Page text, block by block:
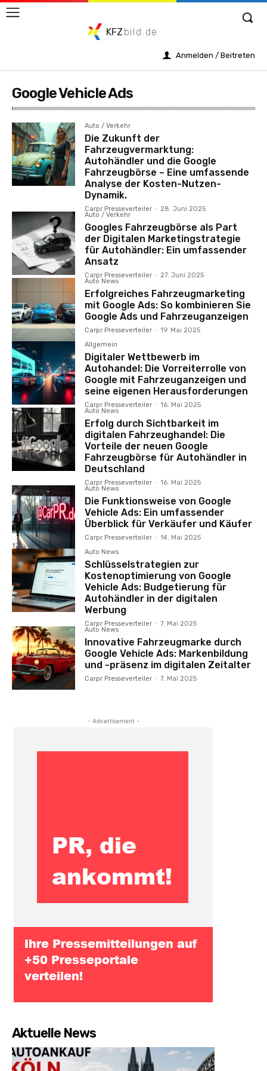
KFZ bild.de
Anmelden / Beitreten
Google Vehicle Ads
Auto / Verkehr
Die Zukunft der
Fahrzeugvermarktung:
Autohändler und die Google
Fahrzeugbörse – Eine umfassende
Analyse der Kosten-Nutzen-
Dynamik.
Carpr Presseverteiler - 28. Juni 2025
Auto / Verkehr
Googles Fahrzeugbörse als Part
der Digitalen Marketingstrategie
für Autohändler: Ein umfassender
Ansatz
Carpr Presseverteiler - 27. Juni 2025
Auto News
Erfolgreiches Fahrzeugmarketing
mit Google Ads: So kombinieren Sie
Google Ads und Fahrzeuganzeigen
Carpr Presseverteiler - 19. Mai 2025
Allgemein
Digitaler Wettbewerb im
Autohandel: Die Vorreiterrolle von
Google mit Fahrzeuganzeigen und
seine eigenen Herausforderungen
Carpr Presseverteiler - 16. Mai 2025
Auto News
Erfolg durch Sichtbarkeit im
digitalen Fahrzeughandel: Die
Vorteile der neuen Google
Fahrzeugbörse für Autohändler in
Deutschland
Carpr Presseverteiler - 16. Mai 2025
Auto News
Die Funktionsweise von Google
Vehicle Ads: Ein umfassender
Überblick für Verkäufer und Käufer
Carpr Presseverteiler - 14. Mai 2025
Auto News
Schlüsselstrategien zur
Kostenoptimierung von Google
Vehicle Ads: Budgetierung für
Autohändler in der digitalen
Werbung
Carpr Presseverteiler - 7. Mai 2025
Auto News
Innovative Fahrzeugmarke durch
Google Vehicle Ads: Markenbildung
und -präsenz im digitalen Zeitalter
Carpr Presseverteiler - 7. Mai 2025
- Advertisement -
Aktuelle News